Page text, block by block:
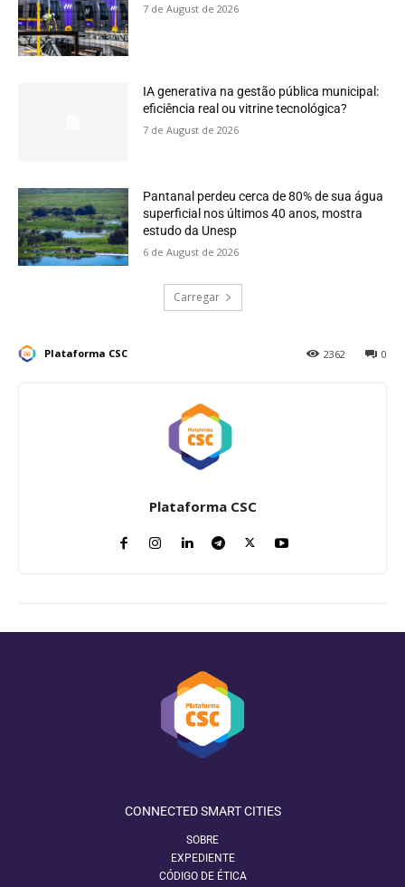
7 de August de 2026
IA generativa na gestão pública municipal:
eficiência real ou vitrine tecnológica?
7 de August de 2026
Pantanal perdeu cerca de 80% de sua água
superficial nos últimos 40 anos, mostra
estudo da Unesp
6 de August de 2026
Carregar
Plataforma CSC 0
2362
Plataforma CSC
CONNECTED SMART CITIES
SOBRE
EXPEDIENTE
CÓDIGO DE ÉTICA